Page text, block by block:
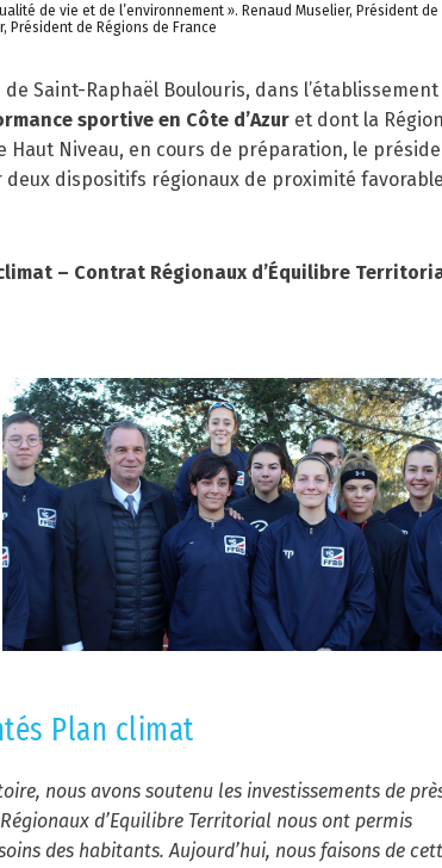
de vie et de l’environnement ». Renaud Muselier, Président de
Président de Régions de France
Saint-Raphaël Boulouris, dans l’établissement
sportive en Côte d’Azuret dont la Région
Niveau, en cours de préparation, le
deux dispositifs régionaux de proximité
– Contrat Régionaux d’Équilibre
Plan climat
nous avons soutenu les investissements de
d’Equilibre Territorial nous ont permis
des habitants. Aujourd’hui, nous faisons de